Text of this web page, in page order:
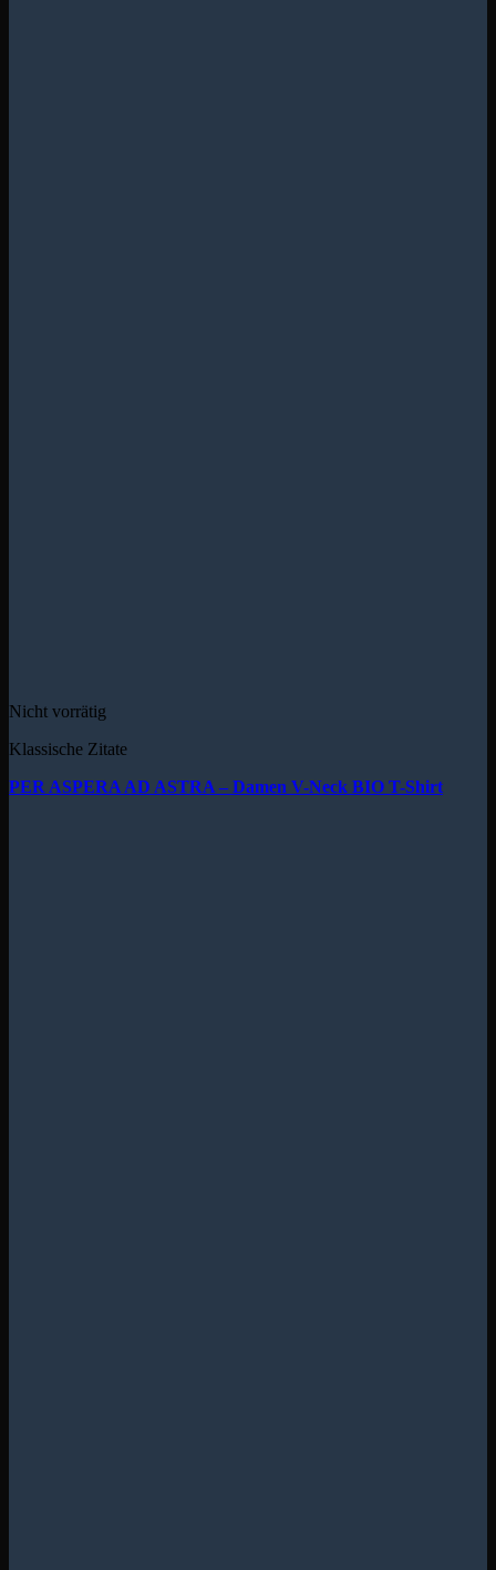
Nicht vorrätig
Klassische Zitate
PER ASPERA AD ASTRA – Damen V-Neck BIO T-Shirt